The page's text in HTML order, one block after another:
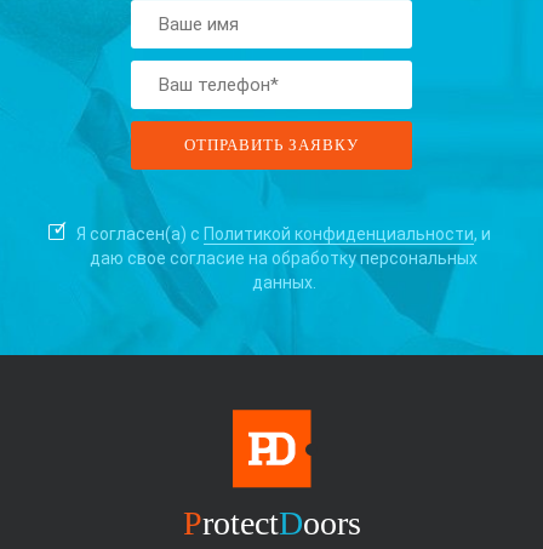
Я согласен(а) с Политикой конфиденциальности, и
даю свое согласие на обработку персональных
данных.
ProtectDoors